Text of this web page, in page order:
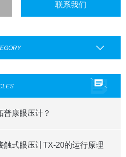
联系我们
普康眼压计？
触式眼压计TX-20的运行原理